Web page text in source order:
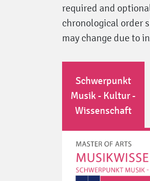
required and
chronological order
may change due to
Schwerpunkt
Musik - Kultur -
Wissenschaft